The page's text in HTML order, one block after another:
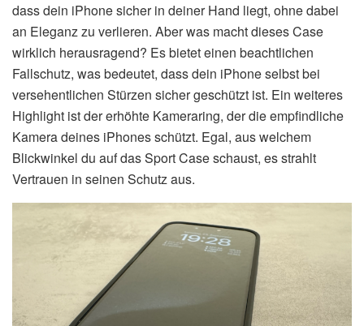
dass dein iPhone sicher in deiner Hand liegt, ohne dabei
an Eleganz zu verlieren. Aber was macht dieses Case
wirklich herausragend? Es bietet einen beachtlichen
Fallschutz, was bedeutet, dass dein iPhone selbst bei
versehentlichen Stürzen sicher geschützt ist. Ein weiteres
Highlight ist der erhöhte Kameraring, der die empfindliche
Kamera deines iPhones schützt. Egal, aus welchem
Blickwinkel du auf das Sport Case schaust, es strahlt
Vertrauen in seinen Schutz aus.